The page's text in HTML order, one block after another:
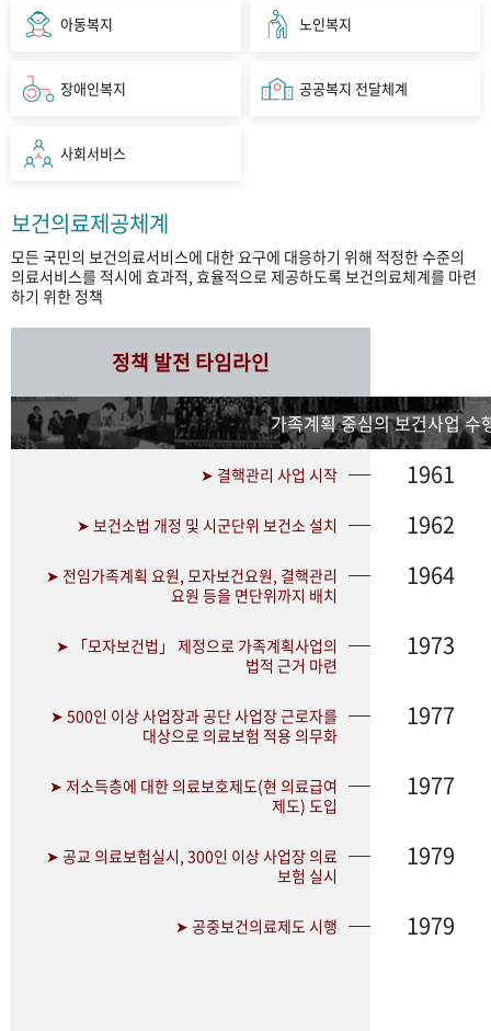
아동복지 노인복지
장애인복지 공공복지 전달체계
사회서비스
보건의료제공체계
모든 국민의 보건의료서비스에 대한 요구에 대응하기 위해 적정한 수준의
의료서비스를 적시에 효과적, 효율적으로 제공하도록 보건의료체계를 마련
하기 위한 정책
정책 발전 타임라인
가족계획 중심의 보건사업 수
➤ 결핵관리 사업 시작 1961
➤ 보건소법 개정 및 시군단위 보건소 설치 1962
➤ 전임가족계획 요원, 모자보건요원, 결핵관리
요원 등을 면단위까지 배치
1964
➤ 「모자보건법」 제정으로 가족계획사업의
법적 근거 마련
1973
➤ 500인 이상 사업장과 공단 사업장 근로자를
대상으로 의료보험 적용 의무화
1977
➤ 저소득층에 대한 의료보호제도(현 의료급여
제도) 도입
1977
➤ 공교 의료보험실시, 300인 이상 사업장 의료
보험 실시
1979
➤ 공중보건의료제도 시행 1979